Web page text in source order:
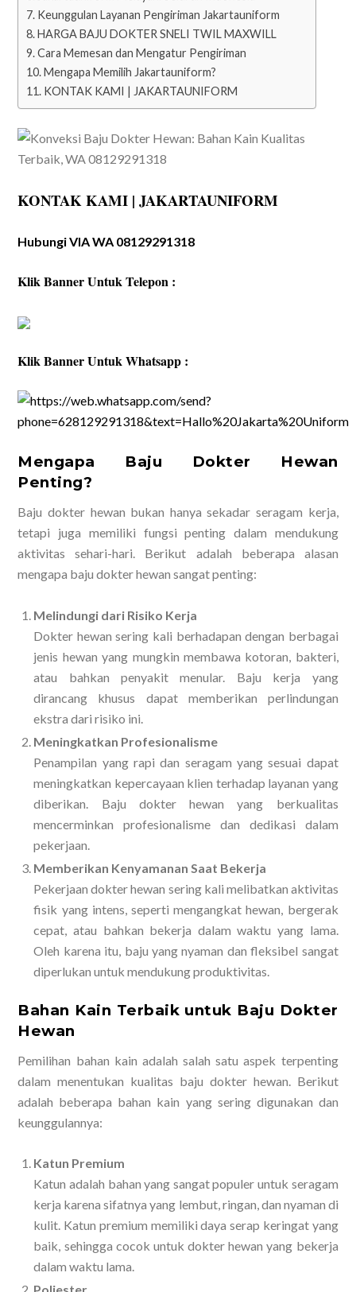
Keunggulan Layanan Pengiriman Jakartauniform
HARGA BAJU DOKTER SNELI TWIL MAXWILL
Cara Memesan dan Mengatur Pengiriman
Mengapa Memilih Jakartauniform?
KONTAK KAMI | JAKARTAUNIFORM
KONTAK KAMI | JAKARTAUNIFORM
Hubungi VIA WA 08129291318
Klik Banner Untuk Telepon :
Klik Banner Untuk Whatsapp :
Mengapa Baju Dokter Hewan
Penting?
Baju dokter hewan bukan hanya sekadar seragam kerja,
tetapi juga memiliki fungsi penting dalam mendukung
aktivitas sehari-hari. Berikut adalah beberapa alasan
mengapa baju dokter hewan sangat penting:
Melindungi dari Risiko Kerja
Dokter hewan sering kali berhadapan dengan berbagai
jenis hewan yang mungkin membawa kotoran, bakteri,
atau bahkan penyakit menular. Baju kerja yang
dirancang khusus dapat memberikan perlindungan
ekstra dari risiko ini.
Meningkatkan Profesionalisme
Penampilan yang rapi dan seragam yang sesuai dapat
meningkatkan kepercayaan klien terhadap layanan yang
diberikan. Baju dokter hewan yang berkualitas
mencerminkan profesionalisme dan dedikasi dalam
pekerjaan.
Memberikan Kenyamanan Saat Bekerja
Pekerjaan dokter hewan sering kali melibatkan aktivitas
fisik yang intens, seperti mengangkat hewan, bergerak
cepat, atau bahkan bekerja dalam waktu yang lama.
Oleh karena itu, baju yang nyaman dan fleksibel sangat
diperlukan untuk mendukung produktivitas.
Bahan Kain Terbaik untuk Baju Dokter
Hewan
Pemilihan bahan kain adalah salah satu aspek terpenting
dalam menentukan kualitas baju dokter hewan. Berikut
adalah beberapa bahan kain yang sering digunakan dan
keunggulannya:
Katun Premium
Katun adalah bahan yang sangat populer untuk seragam
kerja karena sifatnya yang lembut, ringan, dan nyaman di
kulit. Katun premium memiliki daya serap keringat yang
baik, sehingga cocok untuk dokter hewan yang bekerja
dalam waktu lama.